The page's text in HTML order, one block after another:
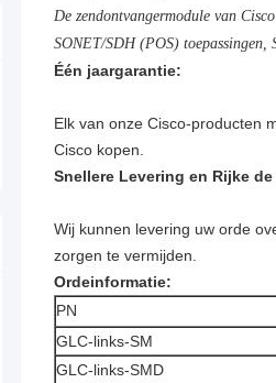
De zendontvangermodule van
SONET/SDH (POS) toepassingen,
Één jaargarantie:
Elk van onze Cisco-producten
Cisco kopen.
Snellere Levering en Rijke
Wij kunnen levering uw orde
zorgen te vermijden.
Ordeinformatie:
PN
GLC-links-SM
GLC-links-SMD